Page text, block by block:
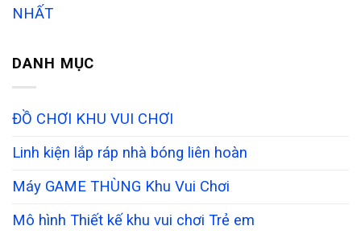
NHẤT
DANH MỤC
ĐỒ CHƠI KHU VUI CHƠI
Linh kiện lắp ráp nhà bóng liên hoàn
Máy GAME THÙNG Khu Vui Chơi
Mô hình Thiết kế khu vui chơi Trẻ em